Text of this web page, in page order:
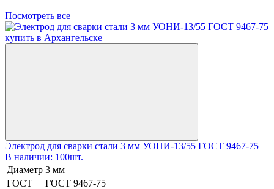
Посмотреть все
Электрод для сварки стали 3 мм УОНИ-13/55 ГОСТ 9467-75
В наличии: 100шт.
Диаметр 3 мм
ГОСТ
ГОСТ 9467-75